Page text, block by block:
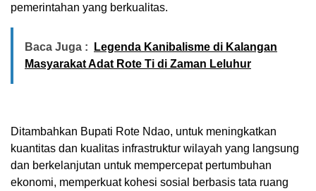
pemerintahan yang berkualitas.
Baca Juga :
Legenda Kanibalisme di Kalangan
Masyarakat Adat Rote Ti di Zaman Leluhur
Ditambahkan Bupati Rote Ndao, untuk meningkatkan
kuantitas dan kualitas infrastruktur wilayah yang langsung
dan berkelanjutan untuk mempercepat pertumbuhan
ekonomi, memperkuat kohesi sosial berbasis tata ruang